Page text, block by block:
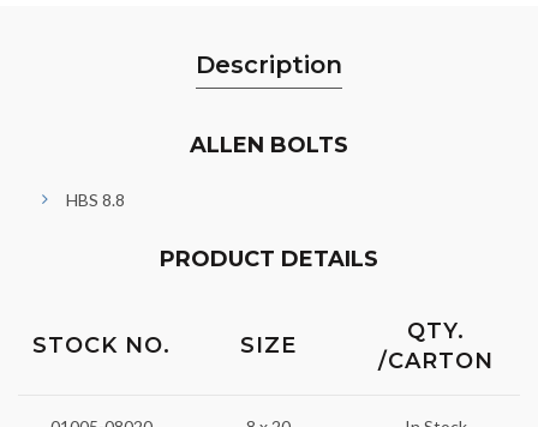
Description
ALLEN BOLTS
HBS 8.8
PRODUCT DETAILS
STOCK NO. SIZE
QTY.
/CARTON